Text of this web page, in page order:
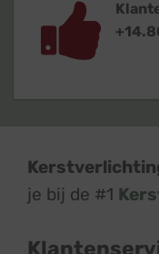
je bij de #1